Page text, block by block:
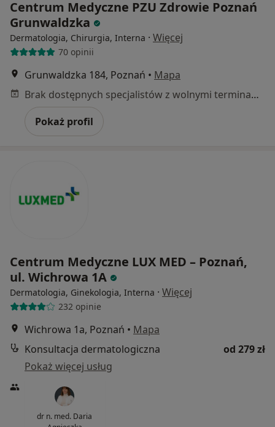
Centrum Medyczne PZU Zdrowie Poznań
Grunwaldzka
Dermatologia, Chirurgia, Interna · Więcej
70 opinii
Grunwaldzka 184, Poznań • Mapa
Brak dostępnych specjalistów z wolnymi terminami w tym centrum medycznym.
Pokaż profil
Centrum Medyczne LUX MED – Poznań,
ul. Wichrowa 1A
Dermatologia, Ginekologia, Interna · Więcej
232 opinie
Wichrowa 1a, Poznań • Mapa
Konsultacja dermatologiczna
od 279 zł
Pokaż więcej usług
dr n. med. Daria